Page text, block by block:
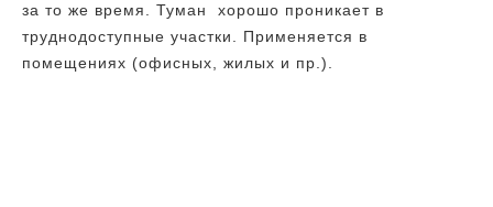
за то же время. Туман хорошо проникает в
труднодоступные участки. Применяется в
помещениях (офисных, жилых и пр.).